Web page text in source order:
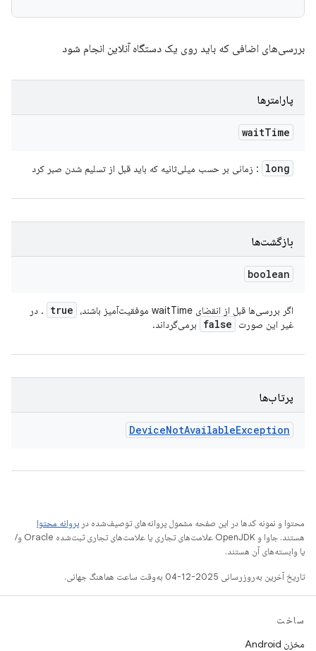
بررسی‌های اضافی که باید روی یک دستگاه آنلاین انجام شود
پارامترها
waitTime
long : زمانی بر حسب میلی‌ثانیه که باید قبل از تسلیم شدن صبر کرد
بازگشت‌ها
boolean
اگر بررسی‌ها قبل از انقضای waitTime موفقیت‌آمیز باشند، true
. در
غیر این صورت
false برمی‌گرداند.
پرتاب‌ها
DeviceNotAvailableException
محتوا و نمونه کدها در این صفحه مشمول پروانه‌های توصیف‌شده در پروانه محتوا
هستند. جاوا و OpenJDK علامت‌های تجاری یا علامت‌های تجاری ثبت‌شده Oracle و/
یا وابسته‌های آن هستند.
تاریخ آخرین به‌روزرسانی 2025-12-04 به‌وقت ساعت هماهنگ جهانی.
ساخت
مخزن Android